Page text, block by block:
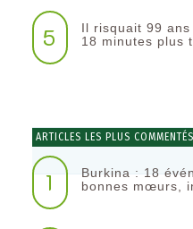
5
Il risquait 99
18 minutes plus
ARTICLES LES PLUS COMMENTÉS
1
Burkina : 18
bonnes mœurs,